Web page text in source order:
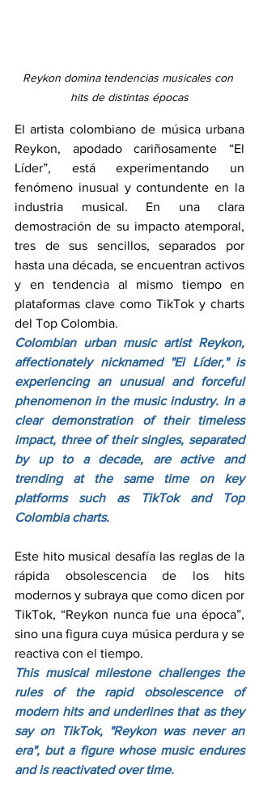
Reykon domina tendencias musicales con
hits de distintas épocas
El artista colombiano de música urbana
Reykon, apodado cariñosamente “El
Líder”, está experimentando un
fenómeno inusual y contundente en la
industria musical. En una clara
demostración de su impacto atemporal,
tres de sus sencillos, separados por
hasta una década, se encuentran activos
y en tendencia al mismo tiempo en
plataformas clave como TikTok y charts
del Top Colombia.
Colombian urban music artist Reykon,
affectionately nicknamed "El Líder," is
experiencing an unusual and forceful
phenomenon in the music industry. In a
clear demonstration of their timeless
impact, three of their singles, separated
by up to a decade, are active and
trending at the same time on key
platforms such as TikTok and Top
Colombia charts.
Este hito musical desafía las reglas de la
rápida obsolescencia de los hits
modernos y subraya que como dicen por
TikTok, “Reykon nunca fue una época”,
sino una figura cuya música perdura y se
reactiva con el tiempo.
This musical milestone challenges the
rules of the rapid obsolescence of
modern hits and underlines that as they
say on TikTok, "Reykon was never an
era", but a figure whose music endures
and is reactivated over time.